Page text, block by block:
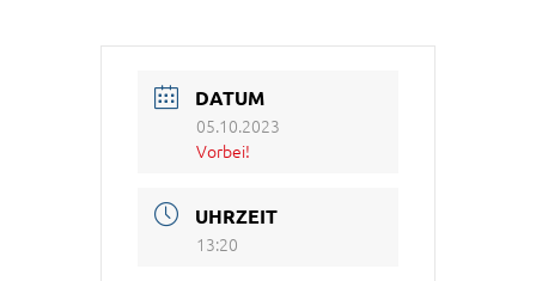
DATUM
05.10.2023
Vorbei!
UHRZEIT
13:20